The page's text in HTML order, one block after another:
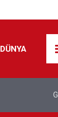
DÜNYA
Feridun